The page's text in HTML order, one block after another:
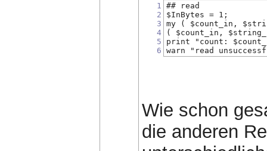
1
2
3
4
5
6
## read
$InBytes = 1;
my ( $count_in,
( $count_in,
print "count:
warn "read
Wie schon
die anderen